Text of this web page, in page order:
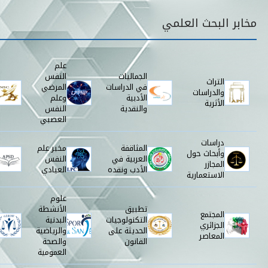
قائمة مخابر البحث
مخابر البحث العلمي
التراث
والدراسات
الأثرية
الجماليات
في الدراسات
الأدبية
والنقدية
علم
النفس
المرضي
وعلم
النفس
العصبي
دراسات
وأبحاث حول
المجازر
الاستعمارية
المثاقفة
العربية في
الأدب ونقده
مخبر علم
النفس
العيادي
المجتمع
الجزائري
المعاصر
تطبيق
التكنولوجيات
الحديثة على
القانون
علوم
الأنشطة
البدنية
والرياضية
والصحة
العمومية